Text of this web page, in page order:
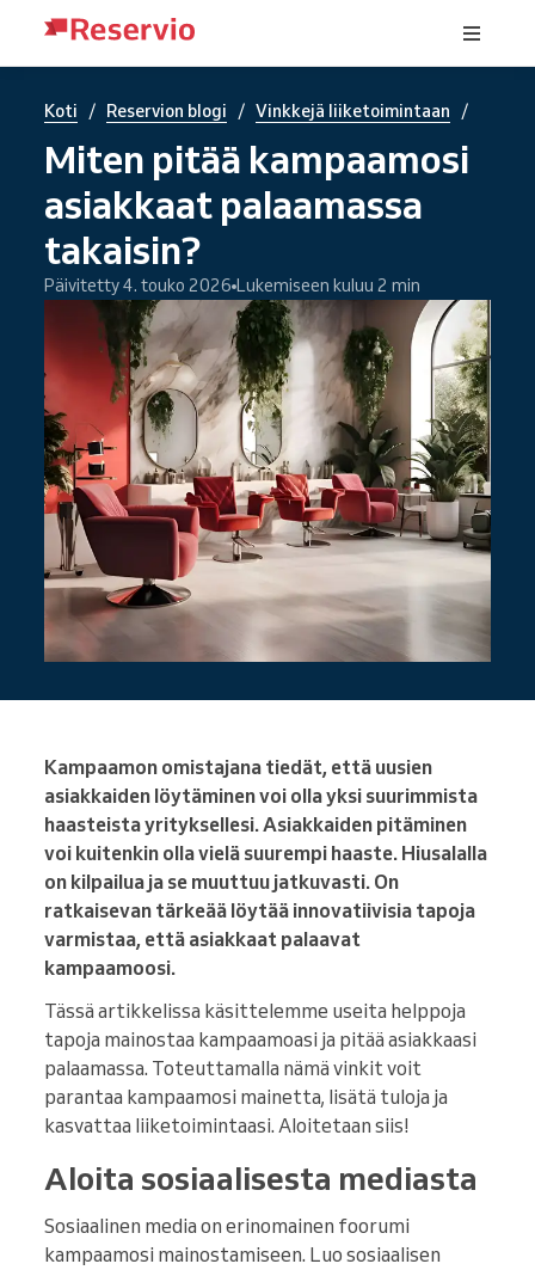
Koti / Reservion blogi / Vinkkejä liiketoimintaan /
Miten pitää kampaamosi
asiakkaat palaamassa
takaisin?
Päivitetty 4. touko 2026 Lukemiseen kuluu 2 min
Kampaamon omistajana tiedät, että uusien
asiakkaiden löytäminen voi olla yksi suurimmista
haasteista yrityksellesi. Asiakkaiden pitäminen
voi kuitenkin olla vielä suurempi haaste. Hiusalalla
on kilpailua ja se muuttuu jatkuvasti. On
ratkaisevan tärkeää löytää innovatiivisia tapoja
varmistaa, että asiakkaat palaavat
kampaamoosi.
Tässä artikkelissa käsittelemme useita helppoja
tapoja mainostaa kampaamoasi ja pitää asiakkaasi
palaamassa. Toteuttamalla nämä vinkit voit
parantaa kampaamosi mainetta, lisätä tuloja ja
kasvattaa liiketoimintaasi. Aloitetaan siis!
Aloita sosiaalisesta mediasta
Sosiaalinen media on erinomainen foorumi
kampaamosi mainostamiseen. Luo sosiaalisen